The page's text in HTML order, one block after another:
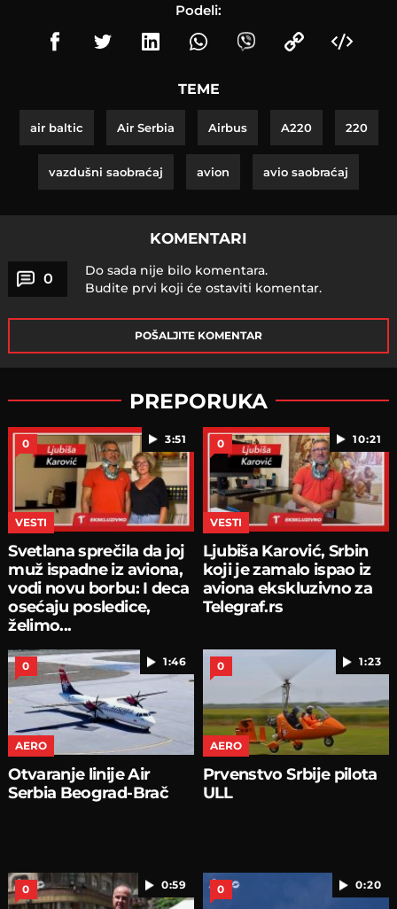
Podeli:
TEME
air baltic Air Serbia Airbus A220 220
vazdušni saobraćaj avion avio saobraćaj
KOMENTARI
0
Do sada nije bilo komentara.
Budite prvi koji će ostaviti komentar.
POŠALJITE KOMENTAR
PREPORUKA
3:51
0
VESTI
Svetlana sprečila da joj
muž ispadne iz aviona,
vodi novu borbu: I deca
osećaju posledice,
želimo...
10:21
0
VESTI
Ljubiša Karović, Srbin
koji je zamalo ispao iz
aviona ekskluzivno za
Telegraf.rs
1:46
0
AERO
Otvaranje linije Air
Serbia Beograd-Brač
1:23
0
AERO
Prvenstvo Srbije pilota
ULL
0:59
0 0:20
0